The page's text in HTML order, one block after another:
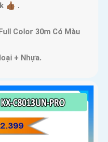
.
Color 30m Có Màu
+ Nhựa.